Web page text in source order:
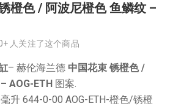
橙色 / 阿波尼橙色 鱼鳞纹 –
人关注了这个商品
– 赫伦海兰德 中国花束 锈橙色 /
AOG-ETH 图案.
升 644-0-00 AOG-ETH-橙色/锈橙